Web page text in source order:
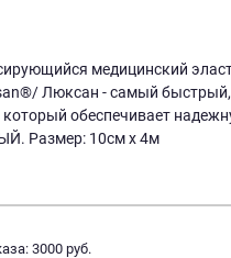
медицинский
Люксан - самый
обеспечивает
Размер: 10см х 4м
3000 руб.